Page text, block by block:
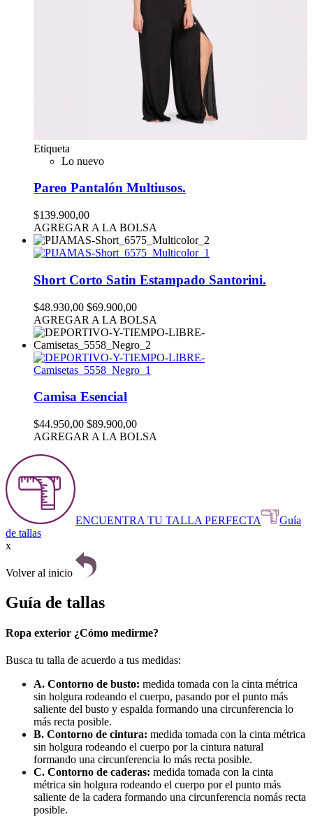
Etiqueta
Lo nuevo
Pareo Pantalón Multiusos.
$139.900,00
AGREGAR A LA BOLSA
Short Corto Satin Estampado Santorini.
$48.930,00 $69.900,00
AGREGAR A LA BOLSA
Camisa Esencial
$44.950,00 $89.900,00
AGREGAR A LA BOLSA
ENCUENTRA TU TALLA PERFECTA
Guía
de tallas
x
Volver al inicio
Guía de tallas
Ropa exterior ¿Cómo medirme?
Busca tu talla de acuerdo a tus medidas:
A. Contorno de busto: medida tomada con la cinta métrica
sin holgura rodeando el cuerpo, pasando por el punto más
saliente del busto y espalda formando una circunferencia lo
más recta posible.
B. Contorno de cintura: medida tomada con la cinta métrica
sin holgura rodeando el cuerpo por la cintura natural
formando una circunferencia lo más recta posible.
C. Contorno de caderas: medida tomada con la cinta
métrica sin holgura rodeando el cuerpo por el punto más
saliente de la cadera formando una circunferencia nomás recta
posible.